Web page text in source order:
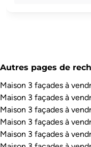
Autres pages de
Maison 3 façades à
Maison 3 façades à
Maison 3 façades à
Maison 3 façades à
Maison 3 façades à